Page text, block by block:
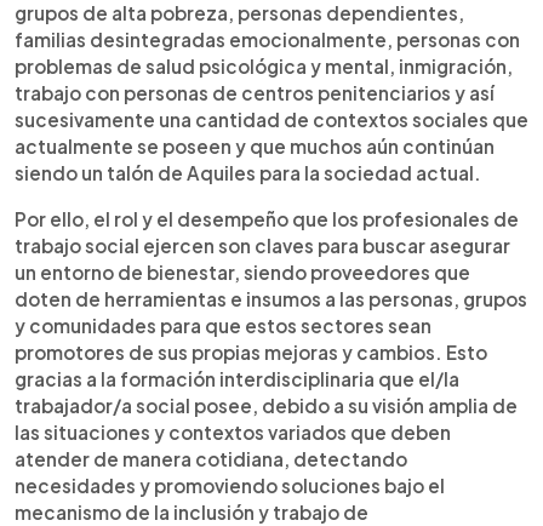
grupos de alta pobreza, personas dependientes,
familias desintegradas emocionalmente, personas con
problemas de salud psicológica y mental, inmigración,
trabajo con personas de centros penitenciarios y así
sucesivamente una cantidad de contextos sociales que
actualmente se poseen y que muchos aún continúan
siendo un talón de Aquiles para la sociedad actual.
Por ello, el rol y el desempeño que los profesionales de
trabajo social ejercen son claves para buscar asegurar
un entorno de bienestar, siendo proveedores que
doten de herramientas e insumos a las personas, grupos
y comunidades para que estos sectores sean
promotores de sus propias mejoras y cambios. Esto
gracias a la formación interdisciplinaria que el/la
trabajador/a social posee, debido a su visión amplia de
las situaciones y contextos variados que deben
atender de manera cotidiana, detectando
necesidades y promoviendo soluciones bajo el
mecanismo de la inclusión y trabajo de